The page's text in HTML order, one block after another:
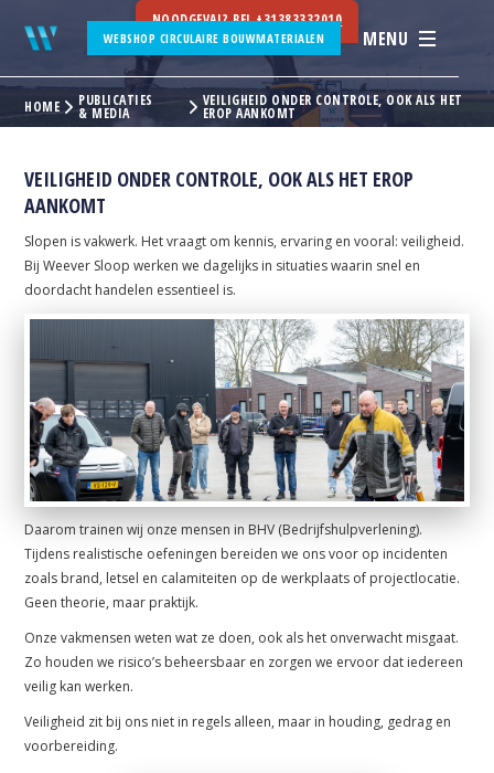
WEBSHOP CIRCULAIRE BOUWMATERIALEN MENU
NOODGEVAL? BEL+31383332010
HOME PUBLICATIES
& MEDIA
VEILIGHEID ONDER CONTROLE, OOK ALS HET
EROP AANKOMT
VEILIGHEID ONDER CONTROLE, OOK ALS HET EROP
AANKOMT
Slopen is vakwerk. Het vraagt om kennis, ervaring en vooral: veiligheid.
Bij Weever Sloop werken we dagelijks in situaties waarin snel en
doordacht handelen essentieel is.
Daarom trainen wij onze mensen in BHV (Bedrijfshulpverlening).
Tijdens realistische oefeningen bereiden we ons voor op incidenten
zoals brand, letsel en calamiteiten op de werkplaats of projectlocatie.
Geen theorie, maar praktijk.
Onze vakmensen weten wat ze doen, ook als het onverwacht misgaat.
Zo houden we risico’s beheersbaar en zorgen we ervoor dat iedereen
veilig kan werken.
Veiligheid zit bij ons niet in regels alleen, maar in houding, gedrag en
voorbereiding.